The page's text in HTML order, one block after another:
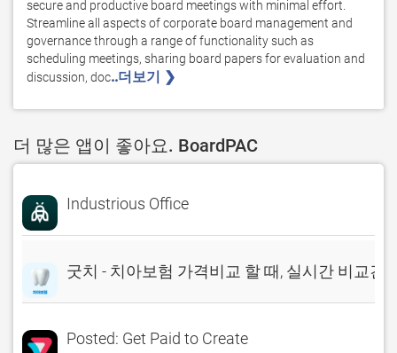
secure and productive board meetings with minimal effort.
Streamline all aspects of corporate board management and
governance through a range of functionality such as
scheduling meetings, sharing board papers for evaluation and
discussion, doc..더보기 ❯
더 많은 앱이 좋아요. BoardPAC
Industrious Office
굿치 - 치아보험 가격비교 할 때, 실시간 비교견
Posted: Get Paid to Create